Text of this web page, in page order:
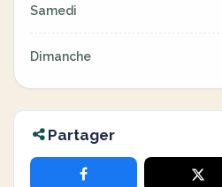
Samedi
Dimanche
Partager